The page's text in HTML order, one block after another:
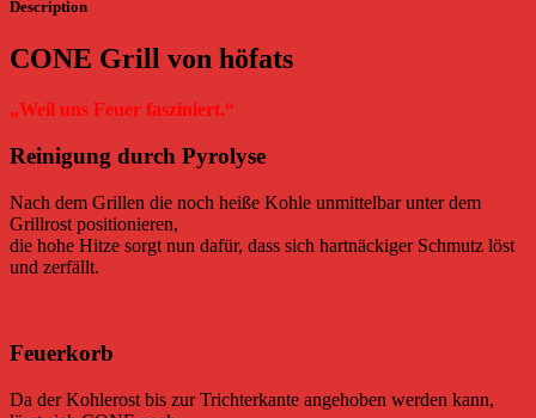
Description
CONE Grill von höfats
„Weil uns Feuer fasziniert.“
Reinigung durch Pyrolyse
Nach dem Grillen die noch heiße Kohle unmittelbar unter dem
Grillrost positionieren,
die hohe Hitze sorgt nun dafür, dass sich hartnäckiger Schmutz löst
und zerfällt.
Feuerkorb
Da der Kohlerost bis zur Trichterkante angehoben werden kann,